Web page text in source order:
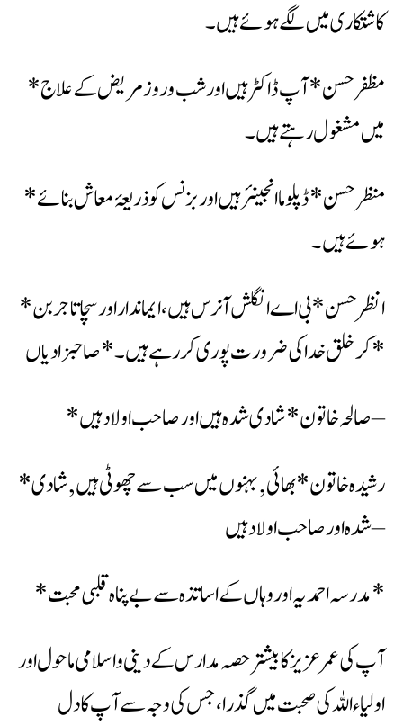
کاشتکاری میں لگے ہوئے ہیں۔
*مظفرحسن* آپ ڈاکٹر ہیں اور شب وروز مریض کے علاج
میں مشغول رہتے ہیں۔
*منظرحسن* ڈپلوماانجینئر ہیں اور بزنس کو ذریعۂ معاش بنائے
ہوئے ہیں۔
*انظر حسن* بی اے انگلش آنرس ہیں، ایماندار اور سچاتاجر بن
کر خلق خدا کی ضرورت پوری کررہے ہیں۔ *صاحبزادیاں*
*صالحہ خاتون* شادی شدہ ہیں اور صاحب اولاد ہیں –
*رشیدہ خاتون* بھائی ,بہنوں میں سب سے چھوٹی ہیں ,شادی
شدہ اور صاحب اولاد ہیں –
*مدرسہ احمدیہ اور وہاں کے اساتذہ سے بے پناہ قلبی محبت*
آپ کی عمر عزیز کا بیشتر حصہ مدارس کے دینی واسلامی ماحول اور
اولیاء اللہ کی صحبت میں گذرا، جس کی وجہ سے آپ کا دل